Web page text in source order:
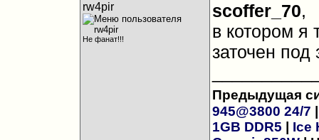
rw4pir
Не фанат!!!
scoffer_70,
в котором я
заточен под
Предыдущая
945@3800 24/7
1GB DDR5
Ice